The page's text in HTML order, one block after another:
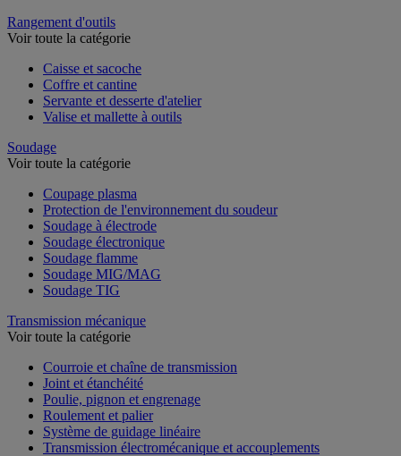
Rangement d'outils
Voir toute la catégorie
Caisse et sacoche
Coffre et cantine
Servante et desserte d'atelier
Valise et mallette à outils
Soudage
Voir toute la catégorie
Coupage plasma
Protection de l'environnement du soudeur
Soudage à électrode
Soudage électronique
Soudage flamme
Soudage MIG/MAG
Soudage TIG
Transmission mécanique
Voir toute la catégorie
Courroie et chaîne de transmission
Joint et étanchéité
Poulie, pignon et engrenage
Roulement et palier
Système de guidage linéaire
Transmission électromécanique et accouplements